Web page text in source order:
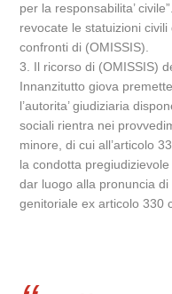
per la responsabilita’
revocate le statuizioni
confronti di (OMISSIS).
3. Il ricorso di (OMISSIS)
Innanzitutto giova
l’autorita’ giudiziaria
sociali rientra nei
minore, di cui all’articolo
la condotta
dar luogo alla pronuncia di
genitoriale ex articolo 330